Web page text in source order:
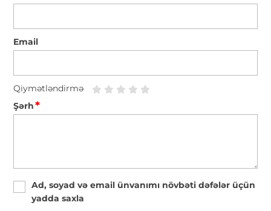
Email
Qiymətləndirmə
Şərh*
Ad, soyad və email ünvanımı növbəti dəfələr üçün
yadda saxla